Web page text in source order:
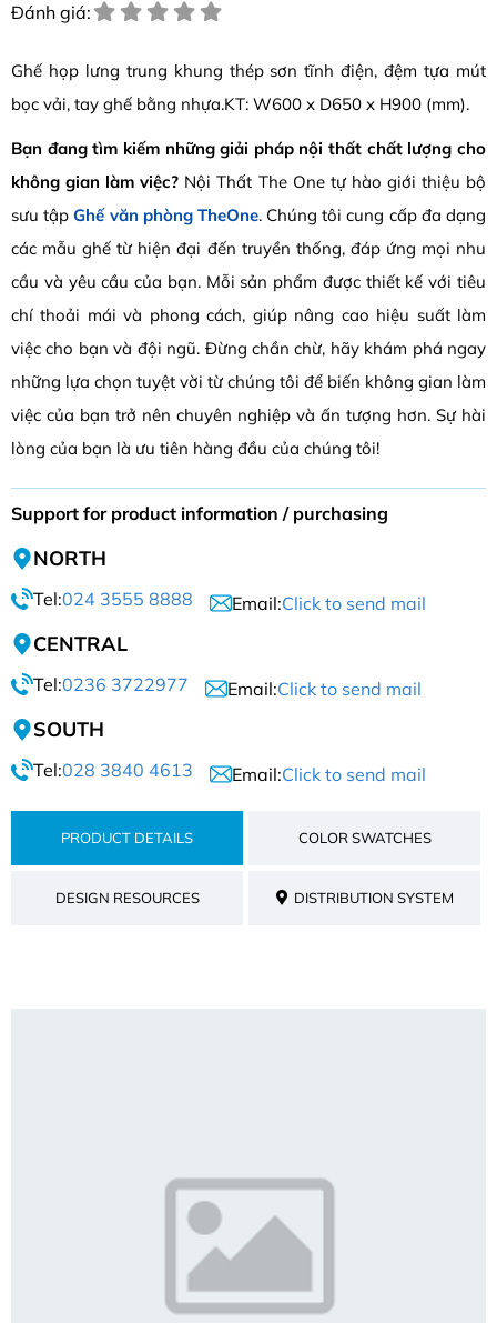
Đánh giá:
Ghế họp lưng trung khung thép sơn tĩnh điện, đệm tựa mút
bọc vải, tay ghế bằng nhựa.KT: W600 x D650 x H900 (mm).
Bạn đang tìm kiếm những giải pháp nội thất chất lượng cho
không gian làm việc? Nội Thất The One tự hào giới thiệu bộ
sưu tậpGhế văn phòng TheOne. Chúng tôi cung cấp đa dạng
các mẫu ghế từ hiện đại đến truyền thống, đáp ứng mọi nhu
cầu và yêu cầu của bạn. Mỗi sản phẩm được thiết kế với tiêu
chí thoải mái và phong cách, giúp nâng cao hiệu suất làm
việc cho bạn và đội ngũ. Đừng chần chừ, hãy khám phá ngay
những lựa chọn tuyệt vời từ chúng tôi để biến không gian làm
việc của bạn trở nên chuyên nghiệp và ấn tượng hơn. Sự hài
lòng của bạn là ưu tiên hàng đầu của chúng tôi!
Support for product information / purchasing
NORTH
Tel:024 3555 8888 Email:Click to send mail
CENTRAL
Tel:0236 3722977 Email:Click to send mail
SOUTH
Tel:028 3840 4613 Email:Click to send mail
PRODUCT DETAILS COLOR SWATCHES
DESIGN RESOURCES DISTRIBUTION SYSTEM